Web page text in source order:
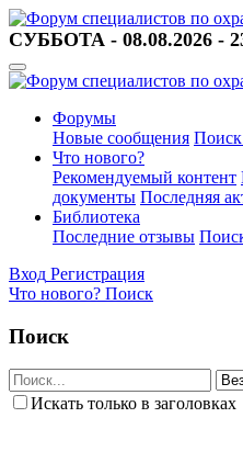
СУББОТА - 08.08.2026 -
Форумы
Новые сообщения
Что нового?
Рекомендуемый контент
документы Последняя
Библиотека
Последние отзывы
Вход Регистрация
Что нового? Поиск
Поиск
Искать только в заголовках